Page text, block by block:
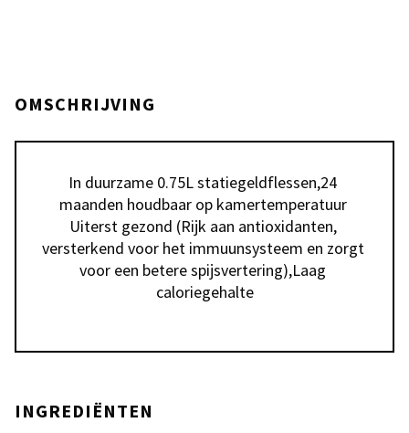
OMSCHRIJVING
In duurzame 0.75L statiegeldflessen,24
maanden houdbaar op kamertemperatuur
Uiterst gezond (Rijk aan antioxidanten,
versterkend voor het immuunsysteem en zorgt
voor een betere spijsvertering),Laag
caloriegehalte
INGREDIËNTEN